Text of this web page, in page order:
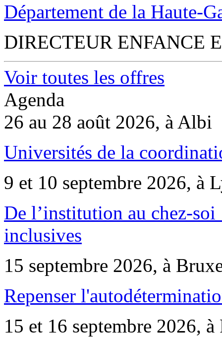
Département de la Haute-
DIRECTEUR ENFANCE
Voir toutes les offres
Agenda
26 au 28 août 2026, à Albi
Universités de la
9 et 10 septembre 2026, à
De l’institution au chez-
inclusives
15 septembre 2026, à
Repenser
15 et 16 septembre 2026, à